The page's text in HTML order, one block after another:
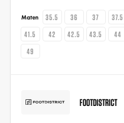
Maten 35.5 36 37 37.5
41.5
42 42.5 43.5 44
49
FOOTDISTRICT